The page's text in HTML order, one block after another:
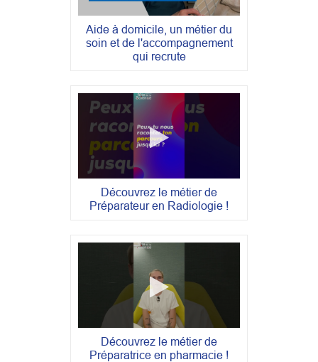
Aide à domicile, un métier du
soin et de l'accompagnement
qui recrute
Découvrez le métier de
Préparateur en Radiologie !
Découvrez le métier de
Préparatrice en pharmacie !